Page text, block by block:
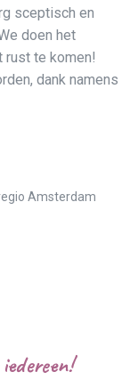
sceptisch en
doen het
rust te komen!
dank namens
Amsterdam